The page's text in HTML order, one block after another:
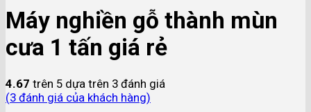
Máy nghiền gỗ thành mùn
cưa 1 tấn giá rẻ
4.67 trên 5 dựa trên 3 đánh giá
(3 đánh giá của khách hàng)